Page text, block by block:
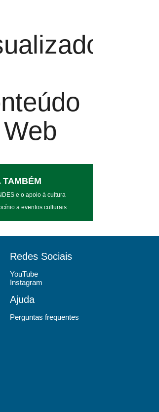
TAMBÉM
e o apoio à cultura
a eventos culturais
Redes Sociais
YouTube
Instagram
Ajuda
Perguntas frequentes